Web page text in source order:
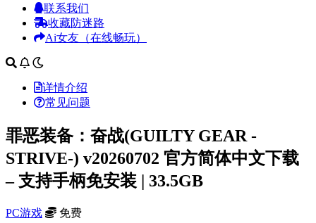
联系我们
收藏防迷路
Ai女友（在线畅玩）
详情介绍
常见问题
罪恶装备：奋战(GUILTY GEAR -
STRIVE-) v20260702 官方简体中文下载
– 支持手柄免安装 | 33.5GB
PC游戏 免费